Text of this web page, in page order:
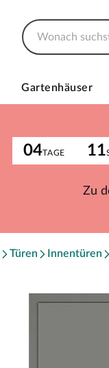
Gartenhäuser
04TAGE 11
Zu
Türen Innentüren